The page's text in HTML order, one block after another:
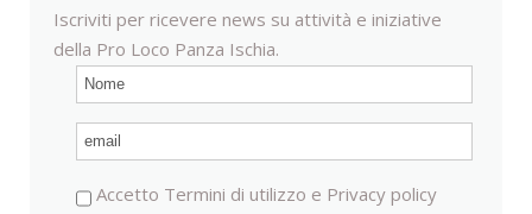
Iscriviti per ricevere news su attività e iniziative
della Pro Loco Panza Ischia.
Accetto Termini di utilizzo e Privacy policy